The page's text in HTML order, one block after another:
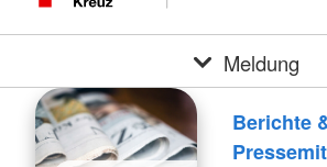
Meldung
Berichte